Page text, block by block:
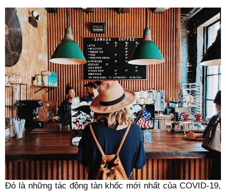
Đó là những tác động tàn khốc mới nhất của COVID-19,